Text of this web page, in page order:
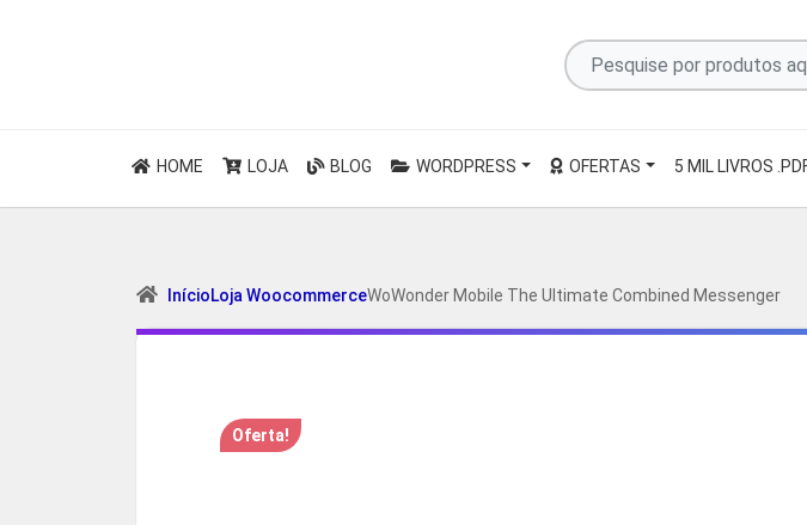
Pesquise
por
HOME LOJA BLOG WORDPRESS OFERTAS 5 MIL LIVROS
InícioLoja WoocommerceWoWonder Mobile The Ultimate Combined Messenger
Oferta!